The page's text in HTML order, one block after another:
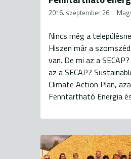
2016. szeptember 26.
Nincs még a
Hiszen már a
van. De mi az a
az a SECAP?
Climate Action Plan,
Fenntartható Energia